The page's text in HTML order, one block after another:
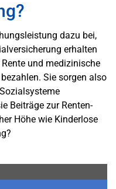
dazu bei,
erhalten
und medizinische
Sie sorgen also
Beiträge zur Renten-
Höhe wie Kinderlose